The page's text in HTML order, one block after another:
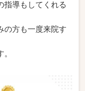
指導もしてくれる
の方も一度来院す